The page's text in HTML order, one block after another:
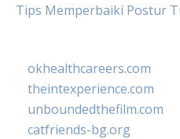
Tips Memperbaiki Postur
okhealthcareers.com
theintexperience.com
unboundedthefilm.com
catfriends-bg.org